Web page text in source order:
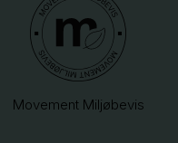
Movement Miljøbevis